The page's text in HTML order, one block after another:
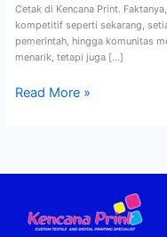
Cetak di Kencana Print.
kompetitif seperti sekarang,
pemerintah, hingga komunitas
menarik, tetapi juga […]
Read More »